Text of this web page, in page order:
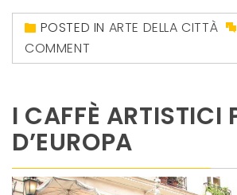
POSTED IN ARTE DELLA CITTÀ
COMMENT
I CAFFÈ ARTISTICI
D’EUROPA